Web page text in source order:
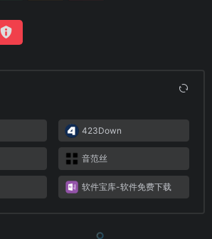
423Down
音范丝
软件宝库-软件免费下载